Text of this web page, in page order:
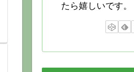
たら嬉しいです。